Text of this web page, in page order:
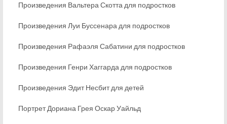
Произведения Вальтера Скотта для подростков
Произведения Луи Буссенара для подростков
Произведения Рафаэля Сабатини для подростков
Произведения Генри Хаггарда для подростков
Произведения Эдит Несбит для детей
Портрет Дориана Грея Оскар Уайльд